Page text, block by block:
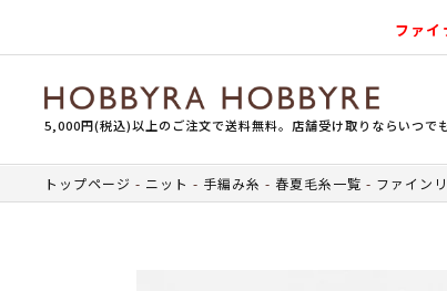
ファ
5,000円(税込)以上のご注文で送料無料。店舗受け取りならいつで
トップページ ニット 手編み糸 春夏毛糸一覧 ファイン